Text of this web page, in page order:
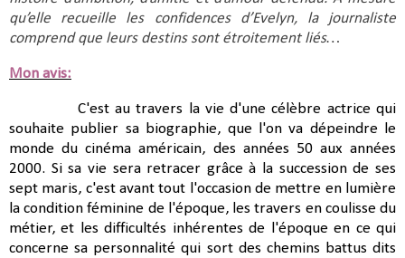
qu’elle recueille les confidences d’Evelyn, la journaliste
comprend que leurs destins sont étroitement liés…
Mon avis:
C'est au travers la vie d'une célèbre actrice qui
souhaite publier sa biographie, que l'on va dépeindre le
monde du cinéma américain, des années 50 aux années
2000. Si sa vie sera retracer grâce à la succession de ses
sept maris, c'est avant tout l'occasion de mettre en lumière
la condition féminine de l'époque, les travers en coulisse du
métier, et les difficultés inhérentes de l'époque en ce qui
concerne sa personnalité qui sort des chemins battus dits